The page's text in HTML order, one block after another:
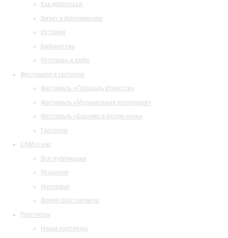
Как добраться
Визит в филармонию
История
Библиотека
Ресторан и кафе
Фестивали и гастроли
Фестиваль «Площадь Искусств»
Фестиваль «Музыкальная коллекция»
Фестиваль «Барокко в белую ночь»
Гастроли
СМИ о нас
Все публикации
Рецензии
Интервью
Время Шостаковича
Партнеры
Наши партнеры